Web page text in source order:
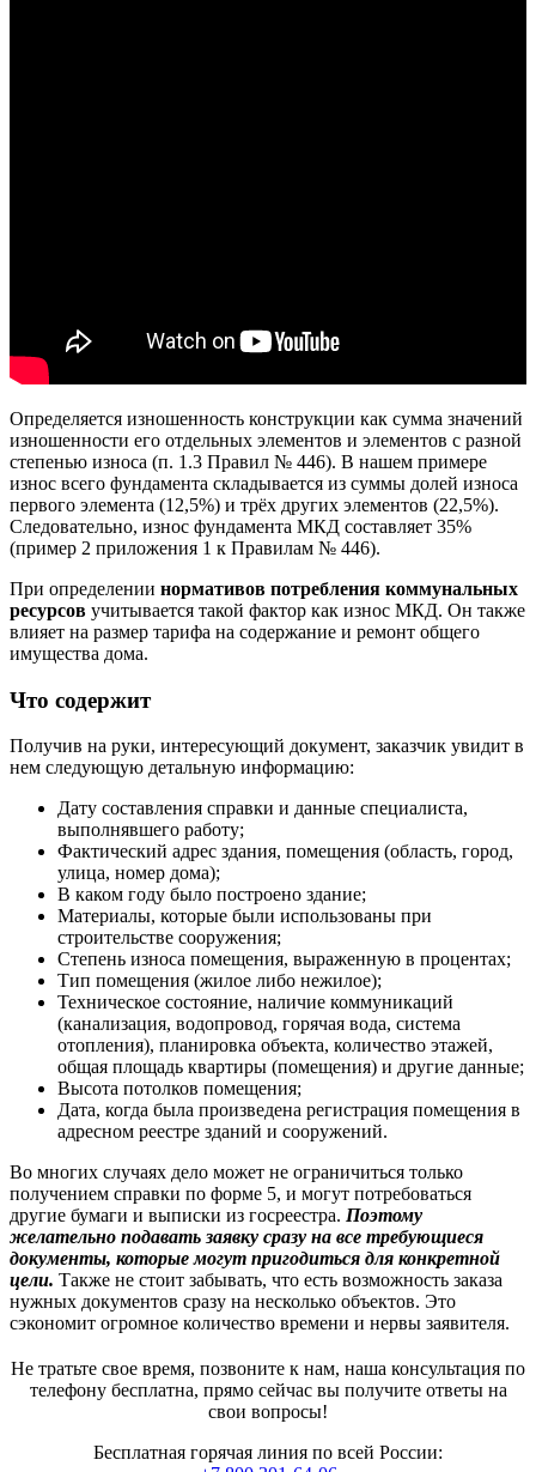
Определяется изношенность конструкции как сумма значений
изношенности его отдельных элементов и элементов с разной
степенью износа (п. 1.3 Правил № 446). В нашем примере
износ всего фундамента складывается из суммы долей износа
первого элемента (12,5%) и трёх других элементов (22,5%).
Следовательно, износ фундамента МКД составляет 35%
(пример 2 приложения 1 к Правилам № 446).
При определении нормативов потребления коммунальных
ресурсов учитывается такой фактор как износ МКД. Он также
влияет на размер тарифа на содержание и ремонт общего
имущества дома.
Что содержит
Получив на руки, интересующий документ, заказчик увидит в
нем следующую детальную информацию:
Дату составления справки и данные специалиста,
выполнявшего работу;
Фактический адрес здания, помещения (область, город,
улица, номер дома);
В каком году было построено здание;
Материалы, которые были использованы при
строительстве сооружения;
Степень износа помещения, выраженную в процентах;
Тип помещения (жилое либо нежилое);
Техническое состояние, наличие коммуникаций
(канализация, водопровод, горячая вода, система
отопления), планировка объекта, количество этажей,
общая площадь квартиры (помещения) и другие данные;
Высота потолков помещения;
Дата, когда была произведена регистрация помещения в
адресном реестре зданий и сооружений.
Во многих случаях дело может не ограничиться только
получением справки по форме 5, и могут потребоваться
другие бумаги и выписки из госреестра. Поэтому
желательно подавать заявку сразу на все требующиеся
документы, которые могут пригодиться для конкретной
цели. Также не стоит забывать, что есть возможность заказа
нужных документов сразу на несколько объектов. Это
сэкономит огромное количество времени и нервы заявителя.
Не тратьте свое время, позвоните к нам, наша консультация по
телефону бесплатна, прямо сейчас вы получите ответы на
свои вопросы!
Бесплатная горячая линия по всей России: